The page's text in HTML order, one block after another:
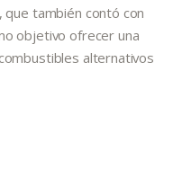
que también contó con
objetivo ofrecer una
alternativos